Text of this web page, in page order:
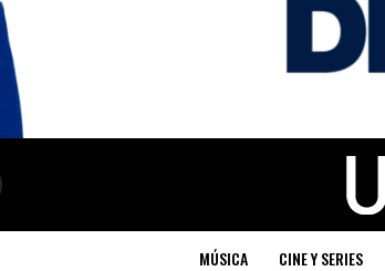
MÚSICA CINE Y SERIES